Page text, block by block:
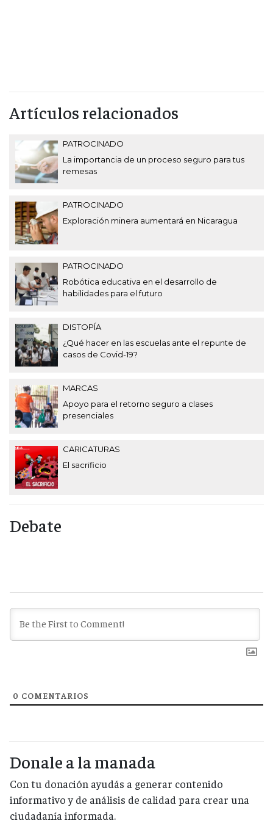
Artículos relacionados
PATROCINADO
La importancia de un proceso seguro para tus
remesas
PATROCINADO
Exploración minera aumentará en Nicaragua
PATROCINADO
Robótica educativa en el desarrollo de
habilidades para el futuro
DISTOPÍA
¿Qué hacer en las escuelas ante el repunte de
casos de Covid-19?
MARCAS
Apoyo para el retorno seguro a clases
presenciales
CARICATURAS
El sacrificio
Debate
0 COMENTARIOS
Donale a la manada
Con tu donación ayudás a generar contenido
informativo y de análisis de calidad para crear una
ciudadanía informada.